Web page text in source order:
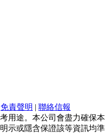
免責聲明 | 聯絡信報
用途。本公司會盡力確保本
示或隱含保證該等資訊均準